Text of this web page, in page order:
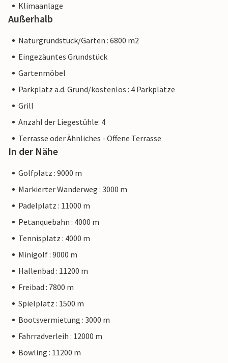
Klimaanlage
Außerhalb
Naturgrundstück/Garten : 6800 m2
Eingezäuntes Grundstück
Gartenmöbel
Parkplatz a.d. Grund/kostenlos : 4 Parkplätze
Grill
Anzahl der Liegestühle: 4
Terrasse oder Ähnliches - Offene Terrasse
In der Nähe
Golfplatz : 9000 m
Markierter Wanderweg : 3000 m
Padelplatz : 11000 m
Petanquebahn : 4000 m
Tennisplatz : 4000 m
Minigolf : 9000 m
Hallenbad : 11200 m
Freibad : 7800 m
Spielplatz : 1500 m
Bootsvermietung : 3000 m
Fahrradverleih : 12000 m
Bowling : 11200 m